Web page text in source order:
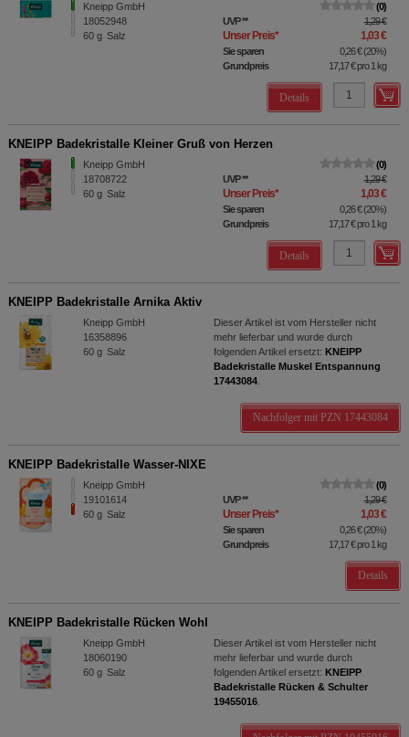
Kneipp GmbH
18052948
60 g Salz
0
UVP** 1,29 €
Unser Preis* 1,03 €
Sie sparen 0,26 €(20%)
Grundpreis
17,17 €pro 1 kg
Details
KNEIPP Badekristalle Kleiner Gruß von Herzen
Kneipp GmbH
18708722
60 g Salz
0
UVP** 1,29 €
Unser Preis* 1,03 €
Sie sparen 0,26 €(20%)
Grundpreis
17,17 €pro 1 kg
Details
KNEIPP Badekristalle Arnika Aktiv
Kneipp GmbH
16358896
60g Salz
Dieser Artikel ist vom Hersteller nicht
mehr lieferbar und wurde durch
folgenden Artikel ersetzt: KNEIPP
Badekristalle Muskel Entspannung
17443084.
Nachfolger mit PZN 17443084
KNEIPP Badekristalle Wasser-NIXE
Kneipp GmbH
19101614
60 g Salz
0
UVP** 1,29 €
Unser Preis* 1,03 €
Sie sparen 0,26 €(20%)
Grundpreis
17,17 €pro 1 kg
Details
KNEIPP Badekristalle Rücken Wohl
Kneipp GmbH
18060190
60g Salz
Dieser Artikel ist vom Hersteller nicht
mehr lieferbar und wurde durch
folgenden Artikel ersetzt: KNEIPP
Badekristalle Rücken & Schulter
19455016.